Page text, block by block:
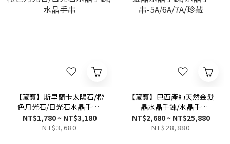
【藏寶】斯里蘭卡太陽石/橙
色月光石/日光石水晶手鍊/
水晶手串
NT$1,780 ~ NT$3,180
NT$3,680
【藏寶】巴西產純天然金髮
晶水晶手鍊/水晶手
串-5A/6A/7A/珍藏
NT$2,680 ~ NT$25,880
NT$28,880